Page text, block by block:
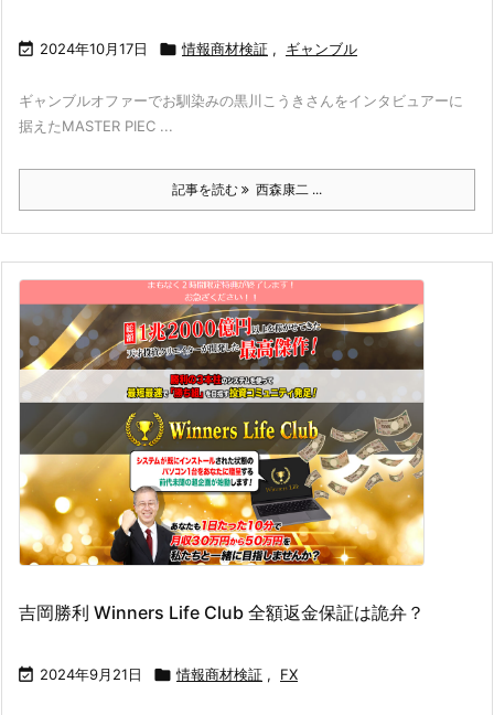
 2024年10月17日  情報商材検証 , ギャンブル
ギャンブルオファーでお馴染みの黒川こうきさんをインタビュアーに
据えたMASTER PIEC ...
記事を読む 西森康二 ...
吉岡勝利 Winners Life Club 全額返金保証は詭弁？
 2024年9月21日  情報商材検証 , FX